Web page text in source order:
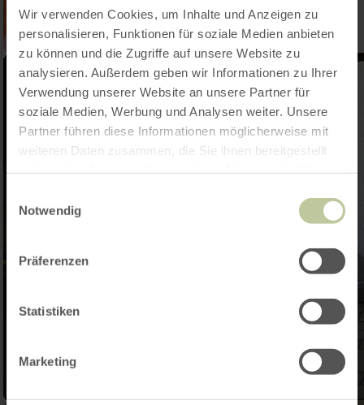
Wir verwenden Cookies, um Inhalte und Anzeigen zu
personalisieren, Funktionen für soziale Medien anbieten
zu können und die Zugriffe auf unsere Website zu
analysieren. Außerdem geben wir Informationen zu Ihrer
Verwendung unserer Website an unsere Partner für
soziale Medien, Werbung und Analysen weiter. Unsere
Partner führen diese Informationen möglicherweise mit
weiteren Daten zusammen, die Sie ihnen bereitgestellt
Notwendig
Präferenzen
Statistiken
Marketing